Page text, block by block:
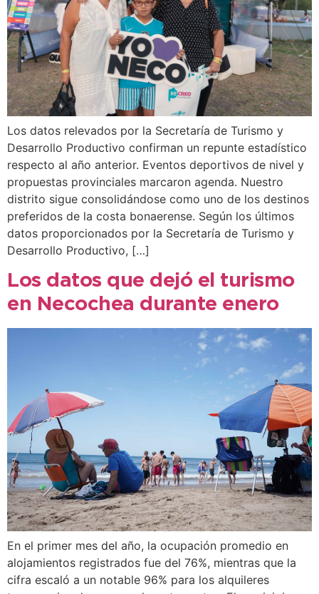
Los datos relevados por la Secretaría de Turismo y
Desarrollo Productivo confirman un repunte estadístico
respecto al año anterior. Eventos deportivos de nivel y
propuestas provinciales marcaron agenda. Nuestro
distrito sigue consolidándose como uno de los destinos
preferidos de la costa bonaerense. Según los últimos
datos proporcionados por la Secretaría de Turismo y
Desarrollo Productivo, […]
Los datos que dejó el turismo
en Necochea durante enero
En el primer mes del año, la ocupación promedio en
alojamientos registrados fue del 76%, mientras que la
cifra escaló a un notable 96% para los alquileres